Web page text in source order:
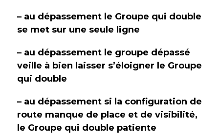
– au dépassement le Groupe qui double
se met sur une seule ligne
– au dépassement le groupe dépassé
veille à bien laisser s’éloigner le Groupe
qui double
– au dépassement si la configuration de
route manque de place et de visibilité,
le Groupe qui double patiente